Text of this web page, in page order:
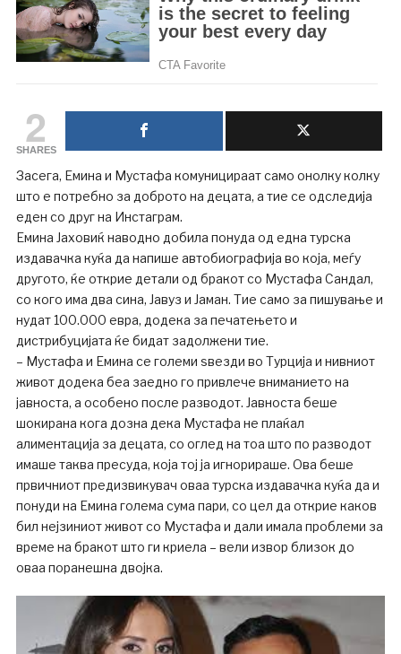
2
SHARES
Засега, Емина и Мустафа комуницираат само онолку колку
што е потребно за доброто на децата, а тие се одследија
еден со друг на Инстаграм.
Емина Јаховиќ наводно добила понуда од една турска
издавачка куќа да напише автобиографија во која, меѓу
другото, ќе открие детали од бракот со Мустафа Сандал,
со кого има два сина, Јавуз и Јаман. Тие само за пишување и
нудат 100.000 евра, додека за печатењето и
дистрибуцијата ќе бидат задолжени тие.
– Мустафа и Емина се големи sвезди во Турција и нивниот
живот додека беа заедно го привлече вниманието на
јавноста, а особено после разводот. Јавноста беше
шокирана кога дозна дека Мустафа не плаќал
алиментација за децата, со оглед на тоа што по разводот
имаше таква пресуда, која тој ја игнорираше. Ова беше
првичниот предизвикувач оваа турска издавачка куќа да и
понуди на Емина голема сума пари, со цел да открие каков
бил нејзиниот живот со Мустафа и дали имала проблеми за
време на бракот што ги криела – вели извор близок до
оваа поранешна двојка.